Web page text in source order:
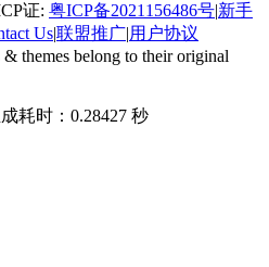
证: 粤ICP备2021156486号|新手
Us|联盟推广|用户协议
& themes belong to their original
耗时：0.28427 秒